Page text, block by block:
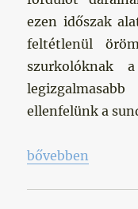
ezen időszak
feltétlenül
szurkolóknak
ellenfelünk a
„Nyerni, bármi
bővebben